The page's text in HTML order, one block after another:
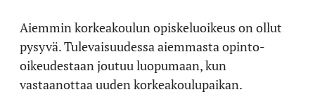
Aiemmin korkeakoulun opiskeluoikeus on ollut
pysyvä. Tulevaisuudessa aiemmasta opinto-
oikeudestaan joutuu luopumaan, kun
vastaanottaa uuden korkeakoulupaikan.